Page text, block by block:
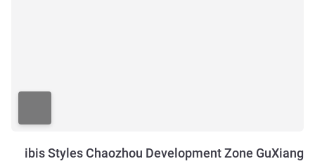
ibis Styles Chaozhou Development Zone GuXiang